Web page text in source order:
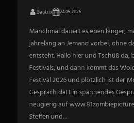
Beatrix 24.05.2026
Manchmal dauert es eben länger,
jahrelang an Jemand vorbei, ohne
entsteht. Hallo hier und Tschüß da,
Festivals, und dann kommt das
Festival 2026 und plötzlich ist der
Gespräch da! Ein spannendes
neugierig auf
Steffen und…